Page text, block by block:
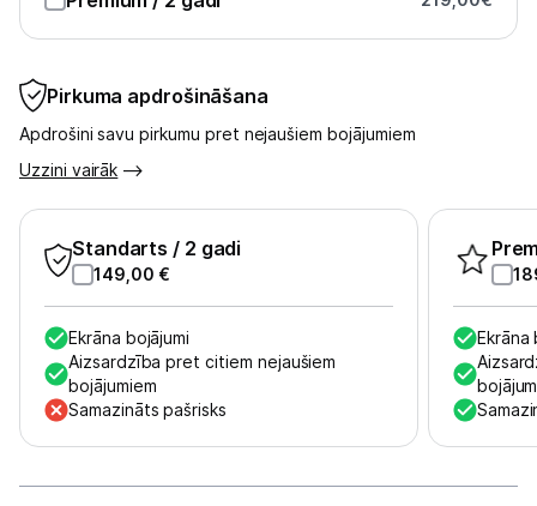
Pirkuma apdrošināšana
Apdrošini savu pirkumu pret nejaušiem bojājumiem
Uzzini vairāk
Standarts / 2 gadi
149,00 €
Ekrāna bojājumi
Aizsardzība pret citiem nejaušiem
bojājumiem
Samazināts pašrisks
Ekrāna